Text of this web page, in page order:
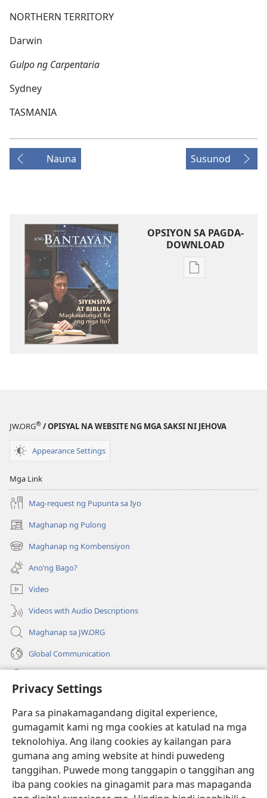
Privacy Settings
Para sa pinakamagandang digital experience,
gumagamit kami ng mga cookies at katulad na mga
teknolohiya. Ang ilang cookies ay kailangan para
gumana ang aming website at hindi puwedeng
tanggihan. Puwede mong tanggapin o tanggihan ang
iba pang cookies na ginagamit para mas mapaganda
NORTHERN TERRITORY
Darwin
Gulpo ng Carpentaria
Sydney
TASMANIA
Nauna Susunod
OPSIYON SA PAGDA-
DOWNLOAD
Opsiyon
SA
2005
JW.ORG® / OPISYAL NA WEBSITE NG MGA SAKSI NI JEHOVA
Appearance Settings
Mga Link
Mag-request ng Pupunta sa Iyo
Maghanap ng Pulong
(may
bubukas
na
bagong
window)
Maghanap ng Kombensiyon
(may
bubukas
na
bagong
window)
Ano’ng Bago?
Video
Videos with Audio Descriptions
Maghanap sa JW.ORG
Global Communication
(may
na
bagong
window)
Watchtower ONLINE LIBRARY™
(may
bubukas
na
bagong
window)
JW Hub ®
(may
bubukas
JW Library ®